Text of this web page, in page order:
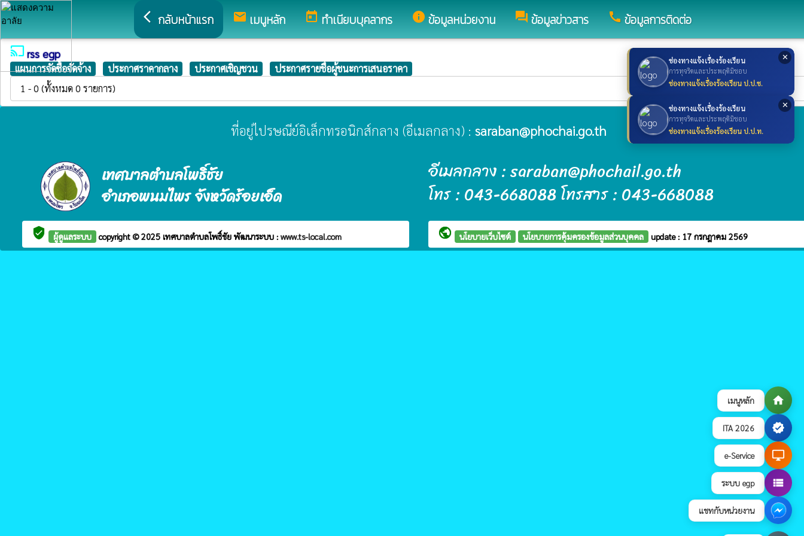
เมนูหลัก home
ITA 2026 verified
e-Service desktop_windows
ระบบ egp view_list
แชทกับหน่วยงาน
✕
ช่องทางแจ้งเรื่องร้องเรียน
การทุจริตและประพฤติมิชอบ
ช่องทางแจ้งเรื่องร้องเรียน ป.ป.ช.
✕
ช่องทางแจ้งเรื่องร้องเรียน
การทุจริตและประพฤติมิชอบ
ช่องทางแจ้งเรื่องร้องเรียน ป.ป.ท.
arrow_back_ios กลับหน้าแรก mail เมนูหลัก today ทำเนียบบุคลากร info ข้อมูลหน่วยงาน forum ข้อมูลข่าวสาร call ข้อมูลการติดต่อ
castrss egp
แผนการจัดซื้อจัดจ้าง ประกาศราคากลาง ประกาศเชิญชวน
ประกาศรายชื่อผู้ชนะการเสนอราคา
1 - 0 (ทั้งหมด 0 รายการ)
ที่อยู่ไปรษณีย์อิเล็กทรอนิกส์กลาง (อีเมลกลาง) : saraban@phochai.go.th
เทศบาลตำบลโพธิ์ชัย
อำเภอพนมไพร จังหวัดร้อยเอ็ด
อีเมลกลาง : saraban@phochail.go.th
โทร : 043-668088 โทรสาร : 043-668088
verified_user ผู้ดูแลระบบ copyright © 2025 เทศบาลตำบลโพธิ์ชัย พัฒนาระบบ : www.ts-local.com public นโยบายเว็บไซต์ นโยบายการคุ้มครองข้อมูลส่วนบุคคล update : 17 กรกฎาคม 2569